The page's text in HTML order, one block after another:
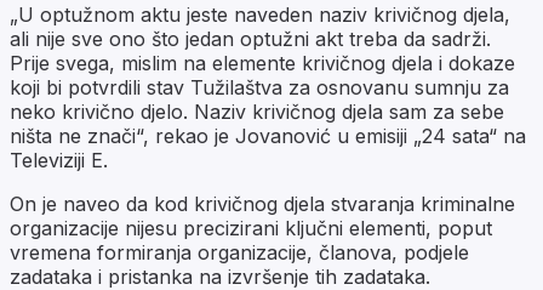
„U optužnom aktu jeste naveden naziv krivičnog djela,
ali nije sve ono što jedan optužni akt treba da sadrži.
Prije svega, mislim na elemente krivičnog djela i dokaze
koji bi potvrdili stav Tužilaštva za osnovanu sumnju za
neko krivično djelo. Naziv krivičnog djela sam za sebe
ništa ne znači“, rekao je Jovanović u emisiji „24 sata“ na
Televiziji E.
On je naveo da kod krivičnog djela stvaranja kriminalne
organizacije nijesu precizirani ključni elementi, poput
vremena formiranja organizacije, članova, podjele
zadataka i pristanka na izvršenje tih zadataka.